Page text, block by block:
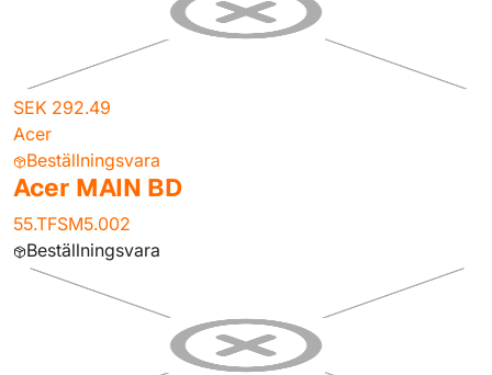
SEK 292.49
Acer
Beställningsvara
Acer MAIN BD
55.TFSM5.002
Beställningsvara